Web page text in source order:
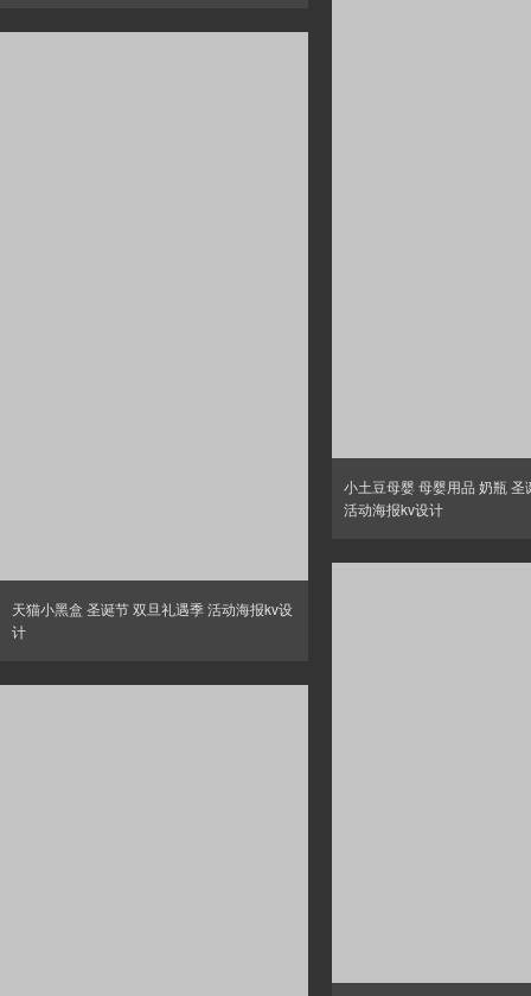
小土豆母婴 母婴用品 奶瓶 圣
活动海报kv设计
天猫小黑盒 圣诞节 双旦礼遇季 活动海报kv设
计